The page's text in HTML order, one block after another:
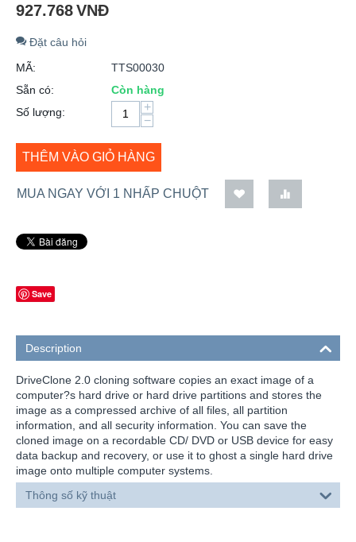
927.768VNĐ
Đặt câu hỏi
MÃ:
TTS00030
Sẵn có:
Còn hàng
Số lượng:
+
−
THÊM VÀO GIỎ HÀNG
MUA NGAY VỚI 1 NHẤP CHUỘT
Save
Description
DriveClone 2.0 cloning software copies an exact image of a
computer?s hard drive or hard drive partitions and stores the
image as a compressed archive of all files, all partition
information, and all security information. You can save the
cloned image on a recordable CD/ DVD or USB device for easy
data backup and recovery, or use it to ghost a single hard drive
image onto multiple computer systems.
Thông số kỹ thuật